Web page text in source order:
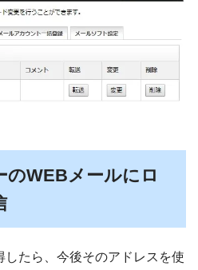
のWEBメールにロ
たら、今後そのアドレスを使